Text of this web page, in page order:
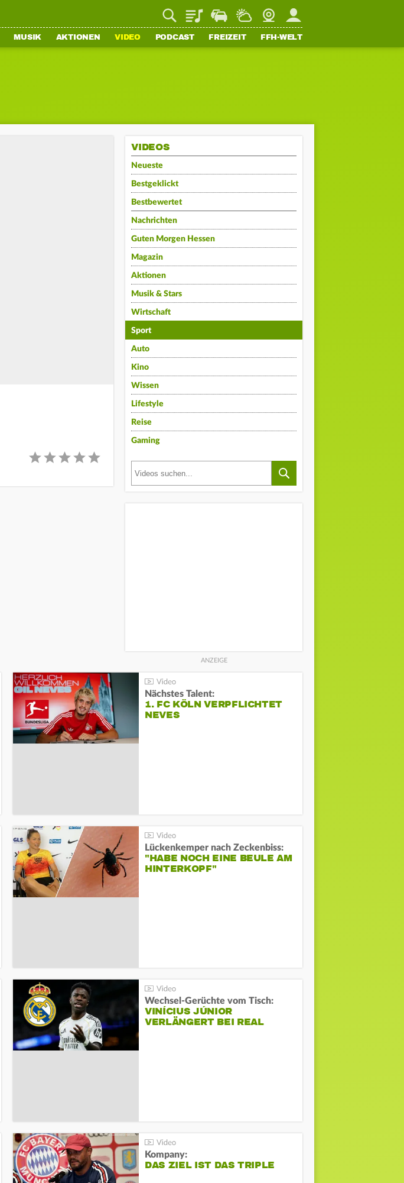
PlaylistStaupilotWetterWebcamMein FFH
MUSIK AKTIONEN VIDEO PODCAST FREIZEIT FFH-WELT
VIDEOS
Neueste
Bestgeklickt
Bestbewertet
Nachrichten
Guten Morgen Hessen
Magazin
Aktionen
Musik & Stars
Wirtschaft
Sport
Auto
Kino
Wissen
Lifestyle
Reise
Gaming
Nächstes Talent:
1. FC KÖLN VERPFLICHTET
NEVES
Lückenkemper nach Zeckenbiss:
"HABE NOCH EINE BEULE AM
HINTERKOPF"
Wechsel-Gerüchte vom Tisch:
VINÍCIUS JÚNIOR
VERLÄNGERT BEI REAL
Kompany:
DAS ZIEL IST DAS TRIPLE